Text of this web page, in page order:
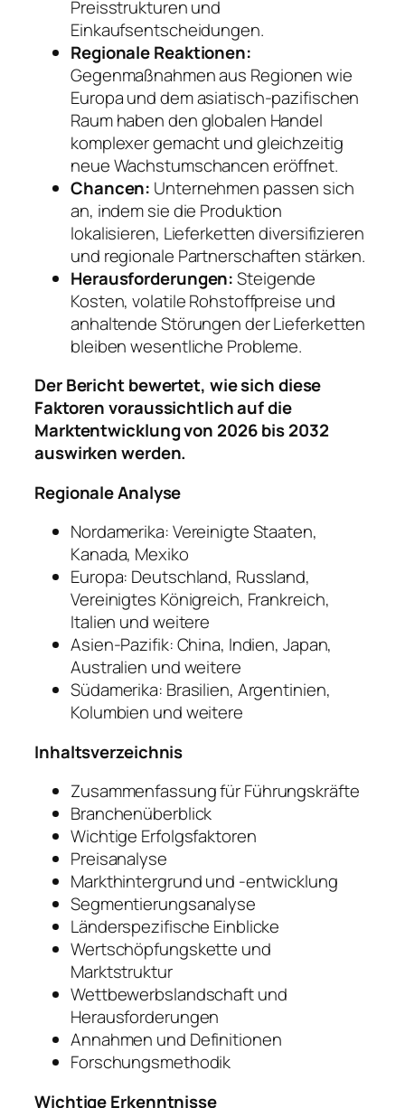
Preisstrukturen und
Einkaufsentscheidungen.
Regionale Reaktionen:
Gegenmaßnahmen aus Regionen wie
Europa und dem asiatisch-pazifischen
Raum haben den globalen Handel
komplexer gemacht und gleichzeitig
neue Wachstumschancen eröffnet.
Chancen: Unternehmen passen sich
an, indem sie die Produktion
lokalisieren, Lieferketten diversifizieren
und regionale Partnerschaften stärken.
Herausforderungen:Steigende
Kosten, volatile Rohstoffpreise und
anhaltende Störungen der Lieferketten
bleiben wesentliche Probleme.
Der Bericht bewertet, wie sich diese
Faktoren voraussichtlich auf die
Marktentwicklung von 2026 bis 2032
auswirken werden.
Regionale Analyse
Nordamerika: Vereinigte Staaten,
Kanada, Mexiko
Europa: Deutschland, Russland,
Vereinigtes Königreich, Frankreich,
Italien und weitere
Asien-Pazifik: China, Indien, Japan,
Australien und weitere
Südamerika: Brasilien, Argentinien,
Kolumbien und weitere
Inhaltsverzeichnis
Zusammenfassung für Führungskräfte
Branchenüberblick
Wichtige Erfolgsfaktoren
Preisanalyse
Markthintergrund und -entwicklung
Segmentierungsanalyse
Länderspezifische Einblicke
Wertschöpfungskette und
Marktstruktur
Wettbewerbslandschaft und
Herausforderungen
Annahmen und Definitionen
Forschungsmethodik
Wichtige Erkenntnisse